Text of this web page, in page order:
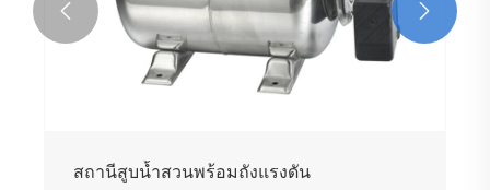
สถานีสูบน้ำสวนพร้อมถังแรงดัน
 